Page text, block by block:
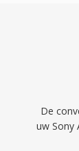
De
uw Sony